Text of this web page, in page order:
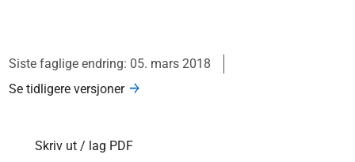
Siste faglige endring: 05. mars 2018
Se tidligere versjoner
Skriv ut / lag PDF